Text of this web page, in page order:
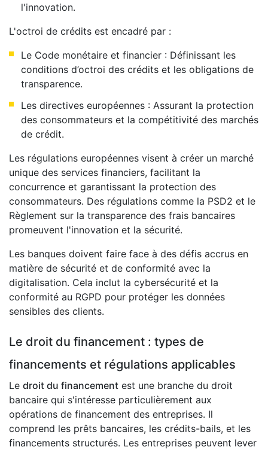
l'innovation.
L'octroi de crédits est encadré par :
Le Code monétaire et financier : Définissant les
conditions d’octroi des crédits et les obligations de
transparence.
Les directives européennes : Assurant la protection
des consommateurs et la compétitivité des marchés
de crédit.
Les régulations européennes visent à créer un marché
unique des services financiers, facilitant la
concurrence et garantissant la protection des
consommateurs. Des régulations comme la PSD2 et le
Règlement sur la transparence des frais bancaires
promeuvent l'innovation et la sécurité.
Les banques doivent faire face à des défis accrus en
matière de sécurité et de conformité avec la
digitalisation. Cela inclut la cybersécurité et la
conformité au RGPD pour protéger les données
sensibles des clients.
Le droit du financement : types de
financements et régulations applicables
Le droit du financement est une branche du droit
bancaire qui s'intéresse particulièrement aux
opérations de financement des entreprises. Il
comprend les prêts bancaires, les crédits-bails, et les
financements structurés. Les entreprises peuvent lever